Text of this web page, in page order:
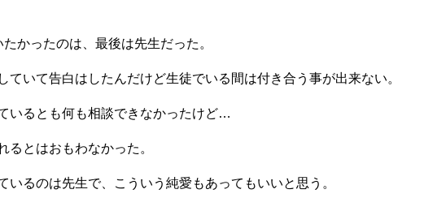
かったのは、最後は先生だった。
ていて告白はしたんだけど生徒でいる間は付き合う事が出来ない。
いるとも何も相談できなかったけど…
るとはおもわなかった。
いるのは先生で、こういう純愛もあってもいいと思う。